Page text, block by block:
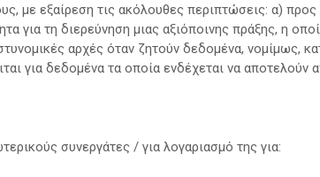
με εξαίρεση τις ακόλουθες περιπτώσεις: α)
για τη διερεύνηση μιας αξιόποινης πράξης, η
αρχές όταν ζητούν δεδομένα,
για δεδομένα τα οποία ενδέχεται να αποτελούν
συνεργάτες / για λογαριασμό της για: